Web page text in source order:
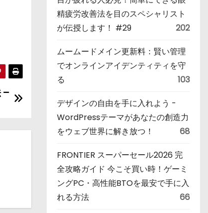
–
精疲労改善法を目のスペシャリスト
が伝授します！ #29
202
ムームードメイン更新料：賢い管理
でオンラインアイデンティティを守
る
103
デザインの自由を手に入れよう -
WordPressテーマがあなたの創造力
をウェブ世界に解き放つ！
68
FRONTIER スーパーセール2026 完
全攻略ガイド 今こそ買い時！ゲーミ
ングPC・高性能BTOを最安で手に入
れる方法
66